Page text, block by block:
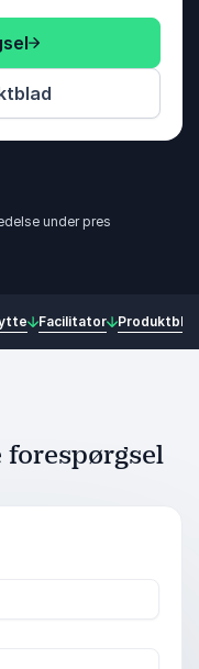
under pres
Facilitator Produktblad